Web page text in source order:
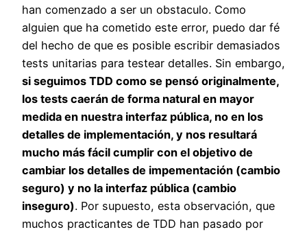
han comenzado a ser un obstaculo. Como
alguien que ha cometido este error, puedo dar fé
del hecho de que es posible escribir demasiados
tests unitarias para testear detalles. Sin embargo,
si seguimos TDD como se pensó originalmente,
los tests caerán de forma natural en mayor
medida en nuestra interfaz pública, no en los
detalles de implementación, y nos resultará
mucho más fácil cumplir con el objetivo de
cambiar los detalles de impementación (cambio
seguro) y no la interfaz pública (cambio
inseguro). Por supuesto, esta observación, que
muchos practicantes de TDD han pasado por